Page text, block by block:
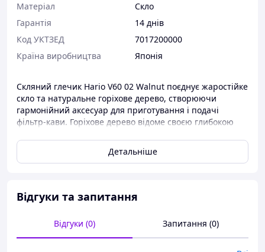
Матеріал
Скло
Гарантія
14 днів
Код УКТЗЕД
7017200000
Країна виробництва
Японія
Скляний глечик Hario V60 02 Walnut поєднує жаростійке
скло та натуральне горіхове дерево, створюючи
гармонійний аксесуар для приготування і подачі
фільтр-кави. Горіхове дерево відоме своєю глибокою
використовується у преміальних меблях і
дизайнерських виробах. У цій серії Hario підкреслює
підходить для пуроверу V60 розміру 02, зберігаючи
температуру напою та підкреслюючи естетику
Основні переваги:
Детальніше
Відгуки та запитання
Відгуки (0) Запитання (0)